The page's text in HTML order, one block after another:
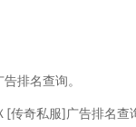
排名查询。
传奇私服]广告排名查